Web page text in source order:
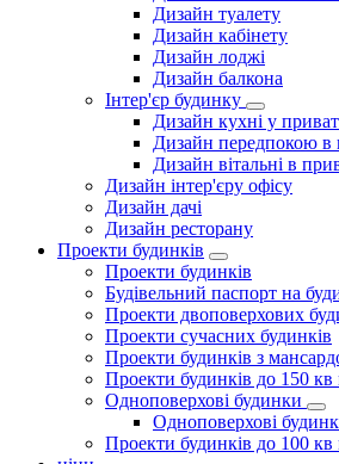
Дизайн туалету
Дизайн кабінету
Дизайн лоджі
Дизайн балкона
Інтер'єр будинку
Дизайн кухні у
Дизайн передпокою в
Дизайн вітальні в
Дизайн інтер'єру офісу
Дизайн дачі
Дизайн ресторану
Проекти будинків
Проекти будинків
Будівельний паспорт на
Проекти двоповерхових
Проекти сучасних будинків
Проекти будинків з
Проекти будинків до 150 кв
Одноповерхові будинки
Одноповерхові
Проекти будинків до 100 кв